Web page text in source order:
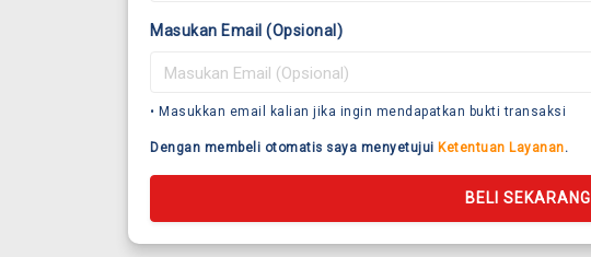
Masukan Email (Opsional)
• Masukkan email kalian jika ingin mendapatkan bukti transaksi
Dengan membeli otomatis saya menyetujui Ketentuan Layanan.
BELI SEKARANG